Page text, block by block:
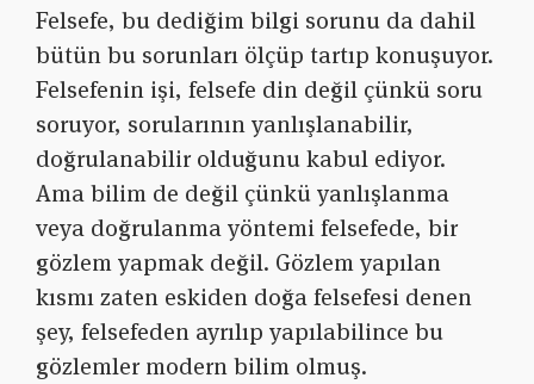
Felsefe, bu dediğim bilgi sorunu da dahil
bütün bu sorunları ölçüp tartıp konuşuyor.
Felsefenin işi, felsefe din değil çünkü soru
soruyor, sorularının yanlışlanabilir,
doğrulanabilir olduğunu kabul ediyor.
Ama bilim de değil çünkü yanlışlanma
veya doğrulanma yöntemi felsefede, bir
gözlem yapmak değil. Gözlem yapılan
kısmı zaten eskiden doğa felsefesi denen
şey, felsefeden ayrılıp yapılabilince bu
gözlemler modern bilim olmuş.